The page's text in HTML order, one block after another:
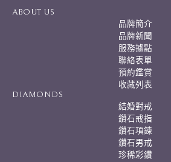
ABOUT US
品牌簡介
品牌新聞
服務據點
聯絡表單
預約鑑賞
收藏列表
DIAMONDS
結婚對戒
鑽石戒指
鑽石項鍊
鑽石男戒
珍稀彩鑽